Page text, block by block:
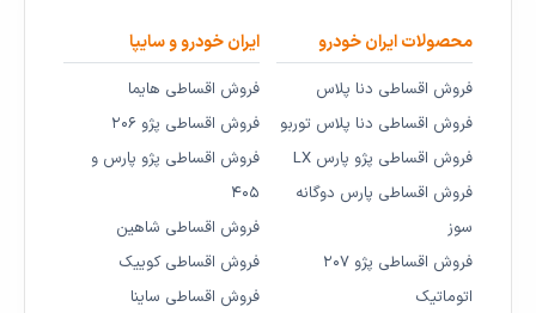
محصولات ایران خودرو
فروش اقساطی دنا پلاس
فروش اقساطی دنا پلاس توربو
فروش اقساطی پژو پارس LX
فروش اقساطی پارس دوگانه
سوز
فروش اقساطی پژو ۲۰۷
اتوماتیک
ایران خودرو و سایپا
فروش اقساطی هایما
فروش اقساطی پژو ۲۰۶
فروش اقساطی پژو پارس و
۴۰۵
فروش اقساطی شاهین
فروش اقساطی کوییک
فروش اقساطی ساینا